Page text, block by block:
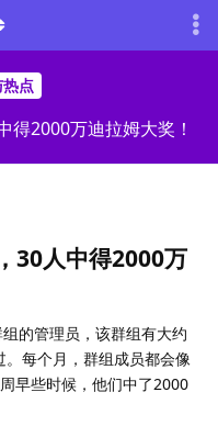
点
得2000万迪拉姆大奖！
30人中得2000万
的管理员，该群组有大约
每个月，群组成员都会像
早些时候，他们中了2000